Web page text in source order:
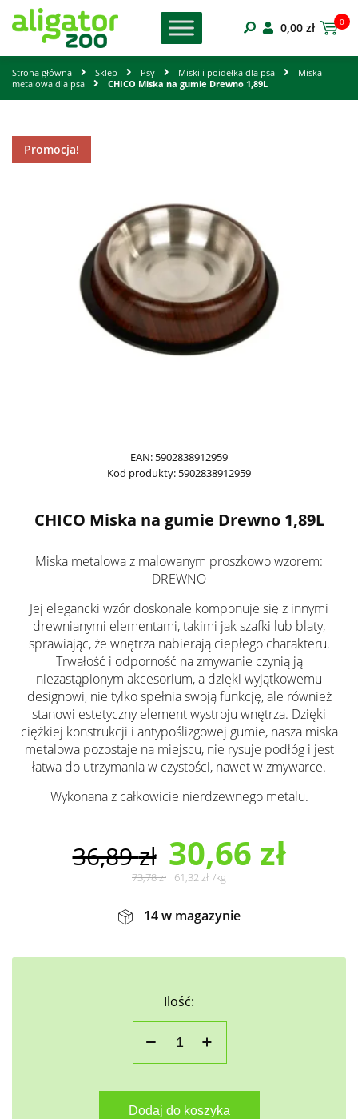
0,00 zł 0
Strona główna Sklep Psy Miski i poidełka dla psa
Miska
metalowa dla psa
CHICO Miska na gumie Drewno 1,89L
Promocja!
EAN: 5902838912959
Kod produkty: 5902838912959
CHICO Miska na gumie Drewno 1,89L
Miska metalowa z malowanym proszkowo wzorem:
DREWNO
Jej elegancki wzór doskonale komponuje się z innymi
drewnianymi elementami, takimi jak szafki lub blaty,
sprawiając, że wnętrza nabierają ciepłego charakteru.
Trwałość i odporność na zmywanie czynią ją
niezastąpionym akcesorium, a dzięki wyjątkowemu
designowi, nie tylko spełnia swoją funkcję, ale również
stanowi estetyczny element wystroju wnętrza. Dzięki
ciężkiej konstrukcji i antypoślizgowej gumie, nasza miska
metalowa pozostaje na miejscu, nie rysuje podłóg i jest
łatwa do utrzymania w czystości, nawet w zmywarce.
Wykonana z całkowicie nierdzewnego metalu.
36,89zł 30,66 zł
73,78zł 61,32zł /kg
14 w magazynie
Ilość:
Dodaj do koszyka